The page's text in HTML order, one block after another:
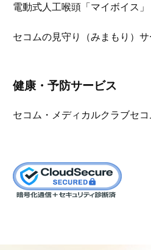
電動式人工喉頭「マイボイス」
セコムの見守り（みまもり）サ
健康・予防サービス
セコム・メディカルクラブセ